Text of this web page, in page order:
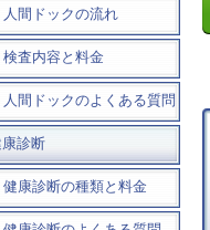
人間ドックの流れ
検査内容と料金
人間ドックのよくある質問
診断
健康診断の種類と料金